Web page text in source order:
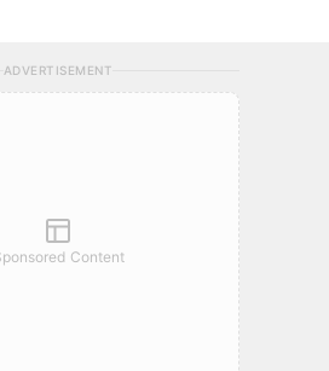
ADVERTISEMENT
Content